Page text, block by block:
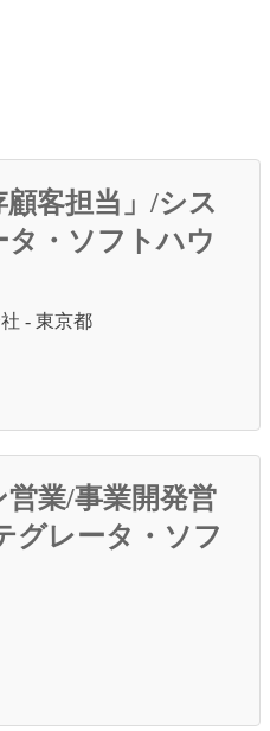
顧客担当」/シス
・ソフトハウ
- 東京都
業/事業開発営
グレータ・ソフ